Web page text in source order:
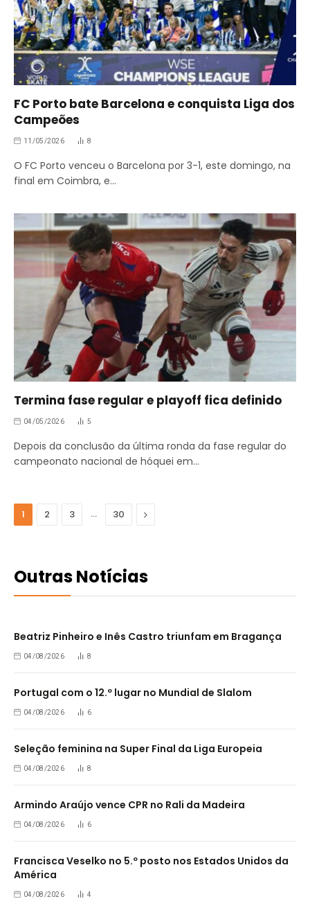
FC Porto bate Barcelona e conquista Liga dos
Campeões
11/05/2026 8
O FC Porto venceu o Barcelona por 3-1, este domingo, na
final em Coimbra, e…
Termina fase regular e playoff fica definido
04/05/2026 5
Depois da conclusão da última ronda da fase regular do
campeonato nacional de hóquei em…
1 2 3 … 30 Seguinte
Outras Notícias
Beatriz Pinheiro e Inês Castro triunfam em Bragança
04/08/2026 8
Portugal com o 12.º lugar no Mundial de Slalom
04/08/2026 6
Seleção feminina na Super Final da Liga Europeia
04/08/2026 8
Armindo Araújo vence CPR no Rali da Madeira
04/08/2026 6
Francisca Veselko no 5.º posto nos Estados Unidos da
América
04/08/2026 4